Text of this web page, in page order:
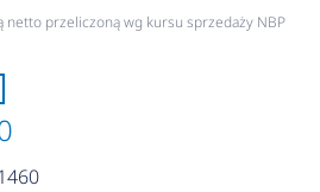
netto przeliczoną wg kursu sprzedaży NBP